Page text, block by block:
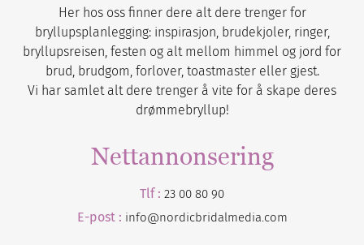
Her hos oss finner dere alt dere trenger for
bryllupsplanlegging: inspirasjon, brudekjoler, ringer,
bryllupsreisen, festen og alt mellom himmel og jord for
brud, brudgom, forlover, toastmaster eller gjest.
Vi har samlet alt dere trenger å vite for å skape deres
drømmebryllup!
Nettannonsering
Tlf : 23 00 80 90
E-post : info@nordicbridalmedia.com